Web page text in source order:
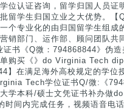
位认证咨询，留学归国人员证
留学生归国立业之大优势。【
个专业化的由归国留学生组成
销部门、运作部、顾问团队共
书《Q微：794868844》伪造
购买《》do Virginia Tech
】在满足海外高校规定的学位
Tech学位证书Q/微:《
学本科/硕士文凭证书补办做
间内完成任务，视频语音电